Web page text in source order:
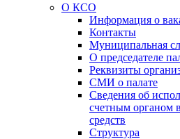
О КСО
Информация о
Контакты
Муниципальная
О председателе
Реквизиты
СМИ о палате
Сведения об
счетным органом
средств
Структура